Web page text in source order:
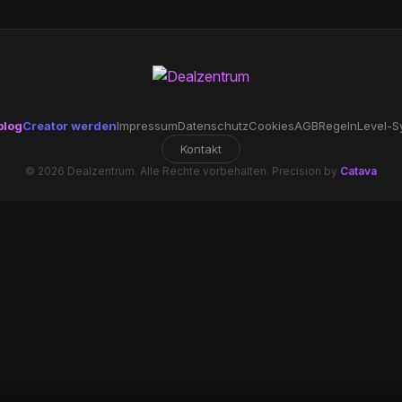
Creator werdenImpressumDatenschutzCookiesAGBRegelnLevel-
Kontakt
© 2026 Dealzentrum. Alle Rechte vorbehalten. Precision by Catava